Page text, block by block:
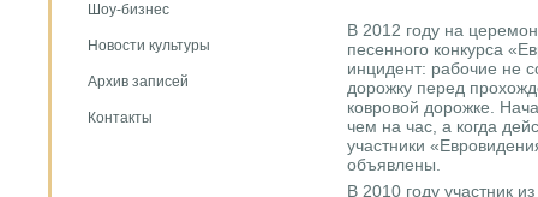
Шоу-бизнес
Новости культуры
Архив записей
Контакты
В 2012 году на
песенного конкурса
инцидент: рабочие не
дорожку перед
ковровой дорожке.
чем на час, а когда
участники
объявлены.
В 2010 году участник